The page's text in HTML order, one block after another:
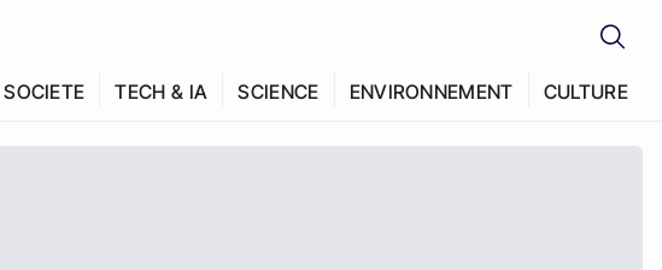
SOCIETE TECH & IA SCIENCE ENVIRONNEMENT CULTURE